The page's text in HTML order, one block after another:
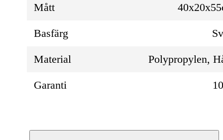
Mått
Basfärg
Material Polypropylen,
Garanti